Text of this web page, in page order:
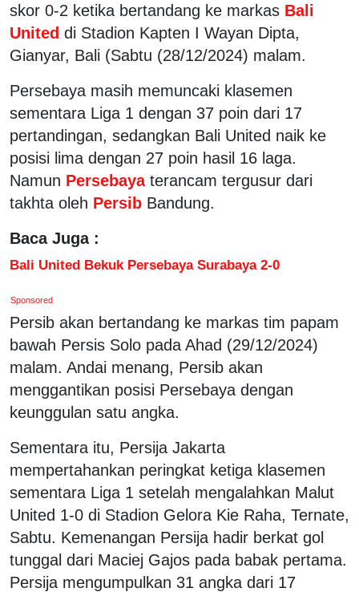
skor 0-2 ketika bertandang ke markas Bali
United di Stadion Kapten I Wayan Dipta,
Gianyar, Bali (Sabtu (28/12/2024) malam.
Persebaya masih memuncaki klasemen
sementara Liga 1 dengan 37 poin dari 17
pertandingan, sedangkan Bali United naik ke
posisi lima dengan 27 poin hasil 16 laga.
Namun Persebaya terancam tergusur dari
takhta oleh Persib Bandung.
Baca Juga :
Bali United Bekuk Persebaya Surabaya 2-0
Sponsored
Persib akan bertandang ke markas tim papam
bawah Persis Solo pada Ahad (29/12/2024)
malam. Andai menang, Persib akan
menggantikan posisi Persebaya dengan
keunggulan satu angka.
Sementara itu, Persija Jakarta
mempertahankan peringkat ketiga klasemen
sementara Liga 1 setelah mengalahkan Malut
United 1-0 di Stadion Gelora Kie Raha, Ternate,
Sabtu. Kemenangan Persija hadir berkat gol
tunggal dari Maciej Gajos pada babak pertama.
Persija mengumpulkan 31 angka dari 17